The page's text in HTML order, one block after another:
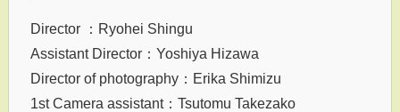
Director ：Ryohei Shingu
Assistant Director：Yoshiya Hizawa
Director of photography：Erika Shimizu
1st Camera assistant：Tsutomu Takezako